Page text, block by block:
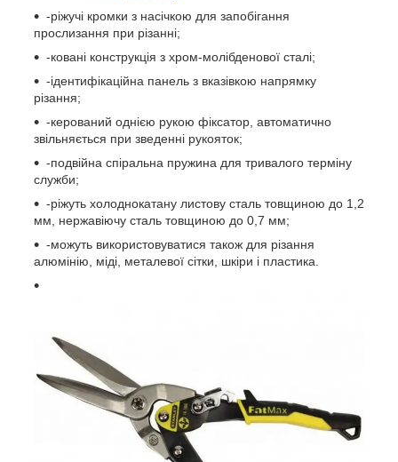
-ріжучі кромки з насічкою для запобігання
прослизання при різанні;
-ковані конструкція з хром-молібденової сталі;
-ідентифікаційна панель з вказівкою напрямку
різання;
-керований однією рукою фіксатор, автоматично
звільняється при зведенні рукояток;
-подвійна спіральна пружина для тривалого терміну
служби;
-ріжуть холоднокатану листову сталь товщиною до 1,2
мм, нержавіючу сталь товщиною до 0,7 мм;
-можуть використовуватися також для різання
алюмінію, міді, металевої сітки, шкіри і пластика.